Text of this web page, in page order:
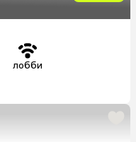
лобби